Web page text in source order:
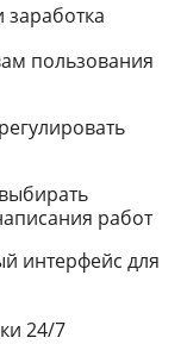
пользования
работ
интерфейс для
24/7